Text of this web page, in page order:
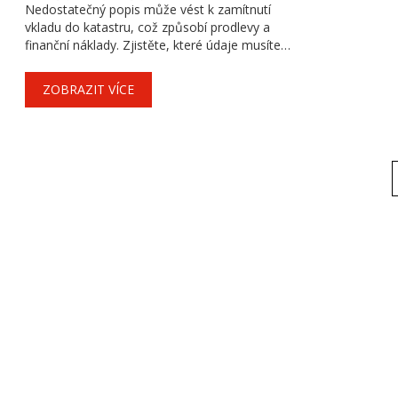
Nedostatečný popis může vést k zamítnutí
vkladu do katastru, což způsobí prodlevy a
finanční náklady. Zjistěte, které údaje musíte
vyvarit běžným chybám. Tento článek vás
provede postupem od přípravy až po podpis
ZOBRAZIT VÍCE